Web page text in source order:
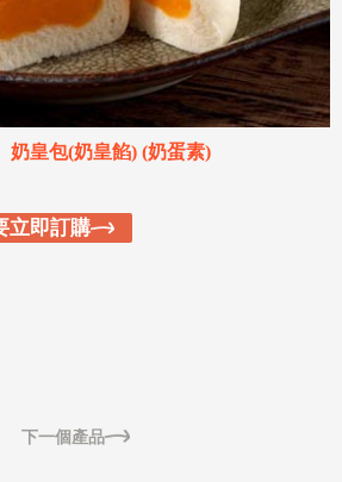
奶皇包(奶皇餡) (奶蛋素)
立即訂購
下一個產品